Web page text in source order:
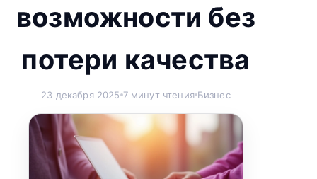
возможности без
потери качества
23 декабря 2025 7 минут чтения Бизнес